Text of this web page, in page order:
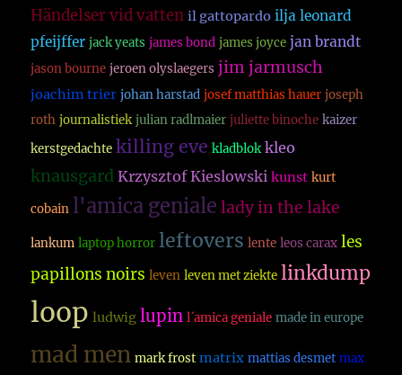
Händelser vid vatten il gattopardo ilja leonard
pfeijffer jack yeats james bond james joyce jan brandt
jason bourne jeroen olyslaegers jim jarmusch
joachim trier johan harstad josef matthias hauer joseph
roth journalistiek julian radlmaier juliette binoche kaizer
kerstgedachte killing eve kladblok kleo
knausgard Krzysztof Kieslowski kunst kurt
cobain l'amica geniale lady in the lake
lankum laptop horror leftovers lente leos carax les
papillons noirs leven leven met ziekte linkdump
loop ludwig lupin l´amica geniale made in europe
mad men mark frost matrix mattias desmet max